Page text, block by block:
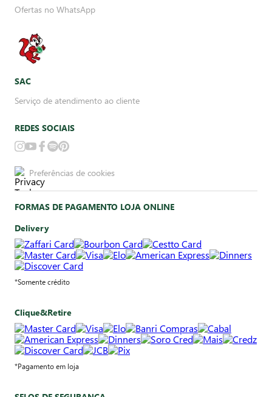
Ofertas no WhatsApp
SAC
Serviço de atendimento ao cliente
REDES SOCIAIS
Preferências de cookies
FORMAS DE PAGAMENTO LOJA ONLINE
Delivery
*Somente crédito
Clique&Retire
*Pagamento em loja